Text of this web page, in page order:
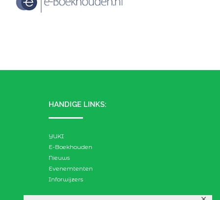
HANDIGE LINKS:
YUKI
E-Boekhouden
Nieuws
Evenemtenten
Inforwijzers